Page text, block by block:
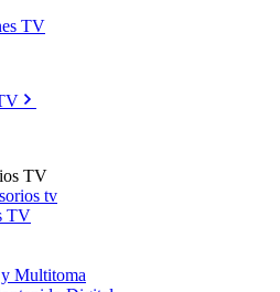
TV
TV
tv
TV
Multitoma